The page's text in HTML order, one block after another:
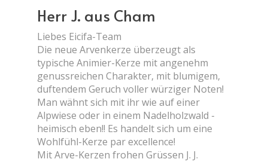
Herr J. aus Cham
Liebes Eicifa-Team
Die neue Arvenkerze überzeugt als
typische Animier-Kerze mit angenehm
genussreichen Charakter, mit blumigem,
duftendem Geruch voller würziger Noten!
Man wähnt sich mit ihr wie auf einer
Alpwiese oder in einem Nadelholzwald -
heimisch eben!! Es handelt sich um eine
Wohlfühl-Kerze par excellence!
Mit Arve-Kerzen frohen Grüssen J. J.